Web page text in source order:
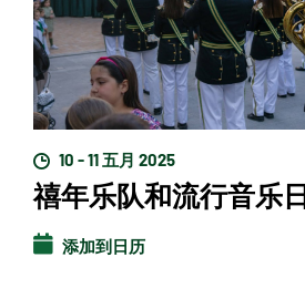
10 - 11 五月 2025
禧年乐队和流行音乐日
添加到日历